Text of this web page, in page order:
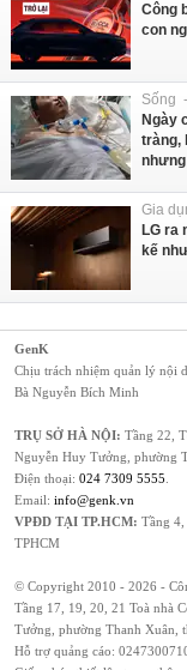
Công
con
Sống
Ngày
tràng,
Gia
LG ra
kế
GenK
Chịu trách nhiệm quản lý nội
Bà Nguyễn Bích Minh
TRỤ SỞ HÀ NỘI: Tầng 22,
Nguyễn Huy Tưởng, phường
Điện thoại: 024 7309 5555
Email: info@genk.vn
VPĐD TẠI TP.HCM: Tầng 4,
TPHCM
© Copyright 2010 - 2026 -
Tầng 17, 19, 20, 21 Toà nhà
Tưởng, phường Thanh Xuân,
Hỗ trợ quảng cáo: